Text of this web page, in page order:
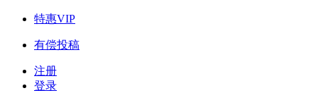
特惠VIP
有偿投稿
注册
登录